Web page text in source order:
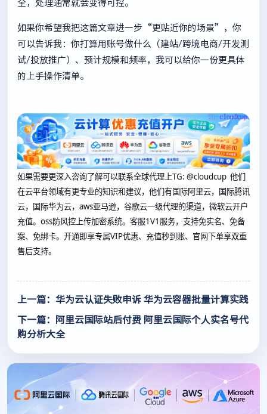
全，处理通常就会变得可控。
如果你希望我把这篇文章进一步“更贴近你的场景”，你
可以告诉我：你打算用账号做什么（建站/跨境电商/开发测
试/投放推广）、预计规模和频率，我可以给你一份更具体
的上手操作清单。
如果需要更深入咨询了解可以联系全球代理上TG: @cloudcup 他们
在云平台领域有更专业的知识和建议，他们有国际阿里云，国际腾讯
云，国际华为云，aws亚马逊，谷歌云一级代理的渠道，微软云开户
充值。oss防风控上传加密系统。客服1V1服务，支持免实名、免备
案、免绑卡。开通即享专属VIP优惠、充值秒到账、官网下单享双重
售后支持。
上一篇：华为云认证失败申诉 华为云容器批量计算实践
下一篇：阿里云国际站后付费 阿里云国际个人实名号代
购分析大全